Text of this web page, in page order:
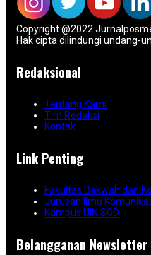
Copyright @2022
Hak cipta dilindungi undang-
Redaksional
Tentang Kami
Tim Redaksi
Kontak
Link Penting
Fakultas Dakwah dan
Jurusan Ilmu
Kampus UIN SGD
Belangganan Newsletter